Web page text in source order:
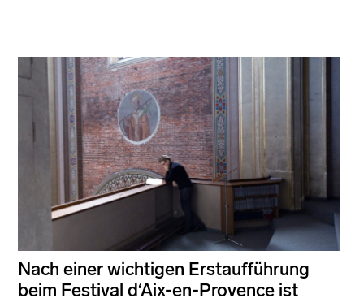
Nach einer wichtigen Erstaufführung
beim Festival d‘Aix-en-Provence ist